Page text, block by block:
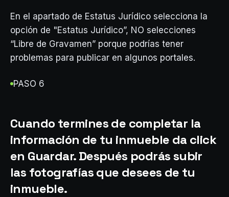
En el apartado de Estatus Jurídico selecciona la
opción de "Estatus Jurídico”, NO selecciones
“Libre de Gravamen” porque podrías tener
problemas para publicar en algunos portales.
PASO 6
Cuando termines de completar la
información de tu inmueble da click
en Guardar. Después podrás subir
las fotografías que desees de tu
inmueble.